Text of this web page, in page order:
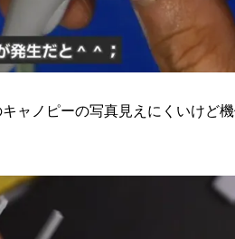
ャノピーの写真見えにくいけど